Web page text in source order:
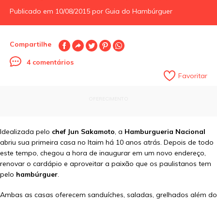
Publicado em 10/08/2015 por Guia do Hambúrguer
Compartilhe
4 comentários
Favoritar
Idealizada pelo chef Jun Sakamoto, a Hamburgueria Nacional
abriu sua primeira casa no Itaim há 10 anos atrás. Depois de todo
este tempo, chegou a hora de inaugurar em um novo endereço,
renovar o cardápio e aproveitar a paixão que os paulistanos tem
pelo hambúrguer.
Ambas as casas oferecem sanduíches, saladas, grelhados além do